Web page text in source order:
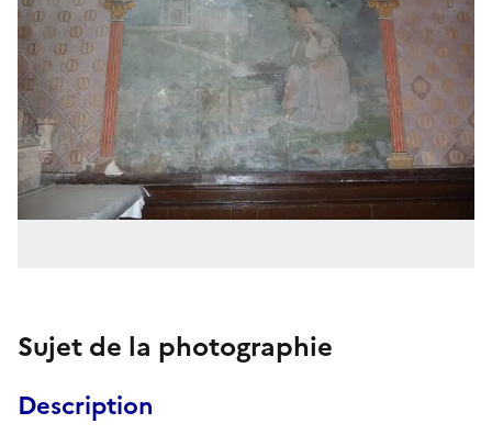
Sujet de la photographie
Description